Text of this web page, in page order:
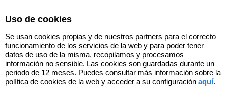
Uso de cookies
Se usan cookies propias y de nuestros partners para el correcto
funcionamiento de los servicios de la web y para poder tener
datos de uso de la misma, recopilamos y procesamos
información no sensible. Las cookies son guardadas durante un
periodo de 12 meses. Puedes consultar más información sobre la
política de cookies de la web y acceder a su configuración aquí.